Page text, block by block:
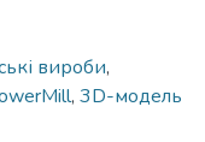
вироби,
, 3D-модель